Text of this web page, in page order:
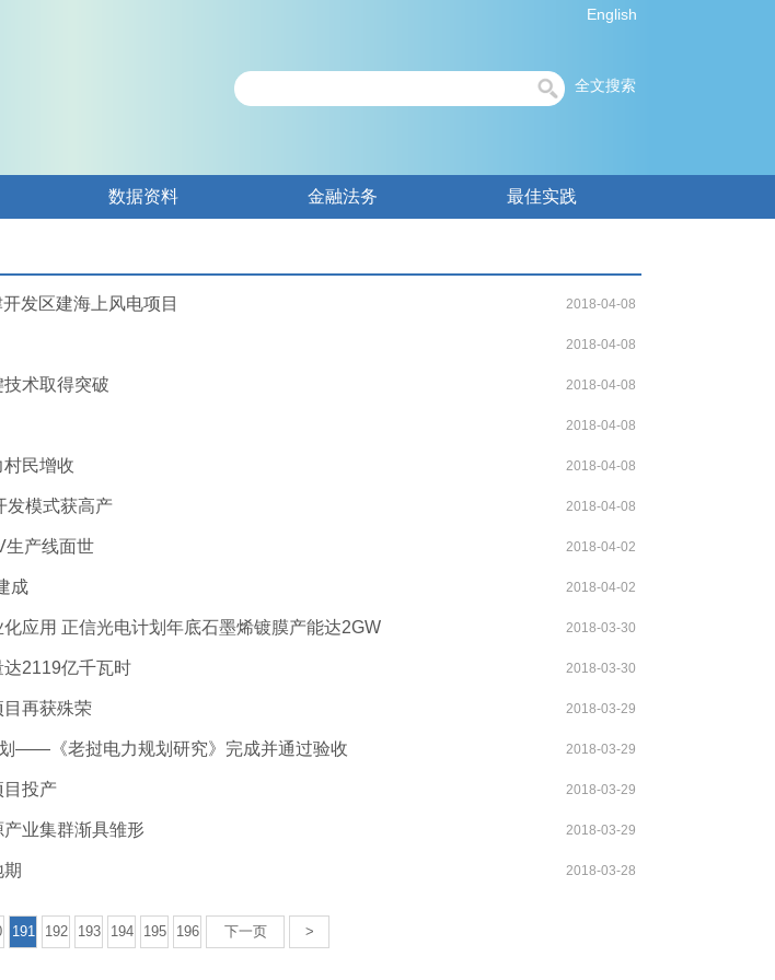
English
全文搜索
数据资料 金融法务 最佳实践
发区建海上风电项目 2018-04-08
2018-04-08
术取得突破 2018-04-08
2018-04-08
民增收 2018-04-08
发模式获高产 2018-04-08
生产线面世 2018-04-02
成 2018-04-02
应用 正信光电计划年底石墨烯镀膜产能达2GW 2018-03-30
2119亿千瓦时 2018-03-30
再获殊荣 2018-03-29
划——《老挝电力规划研究》完成并通过验收 2018-03-29
目投产 2018-03-29
业集群渐具雏形 2018-03-29
2018-03-28
191 192 193 194 195 196 下一页 >